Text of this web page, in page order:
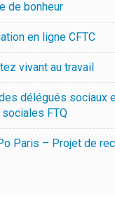
de bonheur
en ligne CFTC
vivant au travail
délégués sociaux
FTQ
Paris – Projet de